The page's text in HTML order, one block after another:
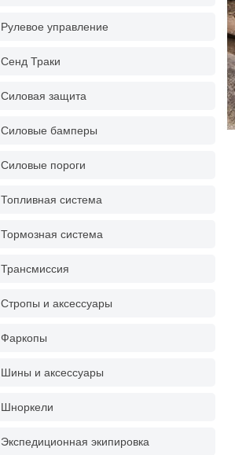
Рулевое управление
Сенд Траки
Силовая защита
Силовые бамперы
Силовые пороги
Топливная система
Тормозная система
Трансмиссия
Стропы и аксессуары
Фаркопы
Шины и аксессуары
Шноркели
Экспедиционная экипировка